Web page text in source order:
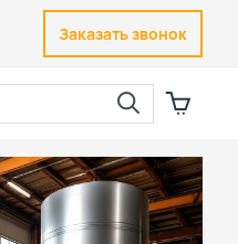
Заказать звонок